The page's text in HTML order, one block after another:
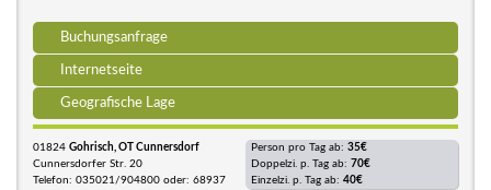
Buchungsanfrage
Internetseite
Geografische Lage
01824 Gohrisch, OT Cunnersdorf
Cunnersdorfer Str. 20
Telefon: 035021/904800 oder: 68937
Person pro Tag ab: 35€
Doppelzi. p. Tag ab: 70€
Einzelzi. p. Tag ab: 40€